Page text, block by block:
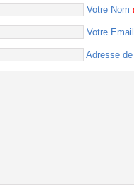
Votre Nom
Votre
Adresse